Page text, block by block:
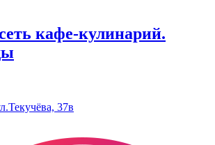
кафе-кулинарий.
37в